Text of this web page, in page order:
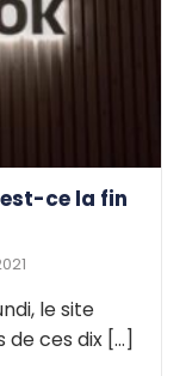
ce la fin
le site
ces dix [...]